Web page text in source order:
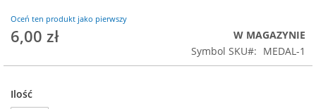
Oceń ten produkt jako pierwszy
6,00 zł
W MAGAZYNIE
Symbol SKU
MEDAL-1
Ilość